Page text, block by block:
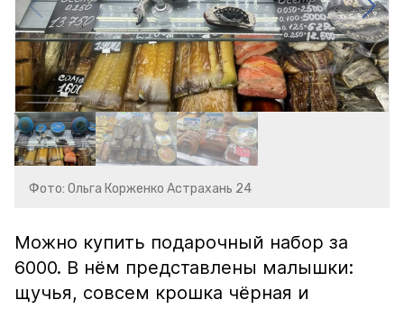
Фото: Ольга Корженко Астрахань 24
Можно купить подарочный набор за
6000. В нём представлены малышки:
щучья, совсем крошка чёрная и